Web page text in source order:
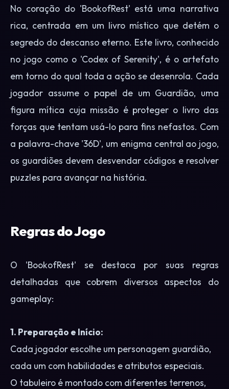
No coração do 'BookofRest' está uma narrativa
rica, centrada em um livro místico que detém o
segredo do descanso eterno. Este livro, conhecido
no jogo como o 'Codex of Serenity', é o artefato
em torno do qual toda a ação se desenrola. Cada
jogador assume o papel de um Guardião, uma
figura mítica cuja missão é proteger o livro das
forças que tentam usá-lo para fins nefastos. Com
a palavra-chave '36D', um enigma central ao jogo,
os guardiões devem desvendar códigos e resolver
puzzles para avançar na história.
Regras do Jogo
O 'BookofRest' se destaca por suas regras
detalhadas que cobrem diversos aspectos do
gameplay:
1. Preparação e Início:
Cada jogador escolhe um personagem guardião,
cada um com habilidades e atributos especiais.
O tabuleiro é montado com diferentes terrenos,